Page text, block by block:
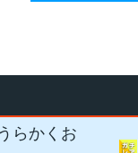
らかくお